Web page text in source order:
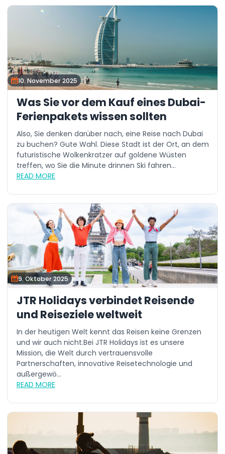
10. November 2025
Was Sie vor dem Kauf eines Dubai-
Ferienpakets wissen sollten
Also, Sie denken darüber nach, eine Reise nach Dubai
zu buchen? Gute Wahl. Diese Stadt ist der Ort, an dem
futuristische Wolkenkratzer auf goldene Wüsten
treffen, wo Sie die Minute drinnen Ski fahren...
READ MORE
9. Oktober 2025
JTR Holidays verbindet Reisende
und Reiseziele weltweit
In der heutigen Welt kennt das Reisen keine Grenzen
und wir auch nicht.Bei JTR Holidays ist es unsere
Mission, die Welt durch vertrauensvolle
Partnerschaften, innovative Reisetechnologie und
außergewö...
READ MORE